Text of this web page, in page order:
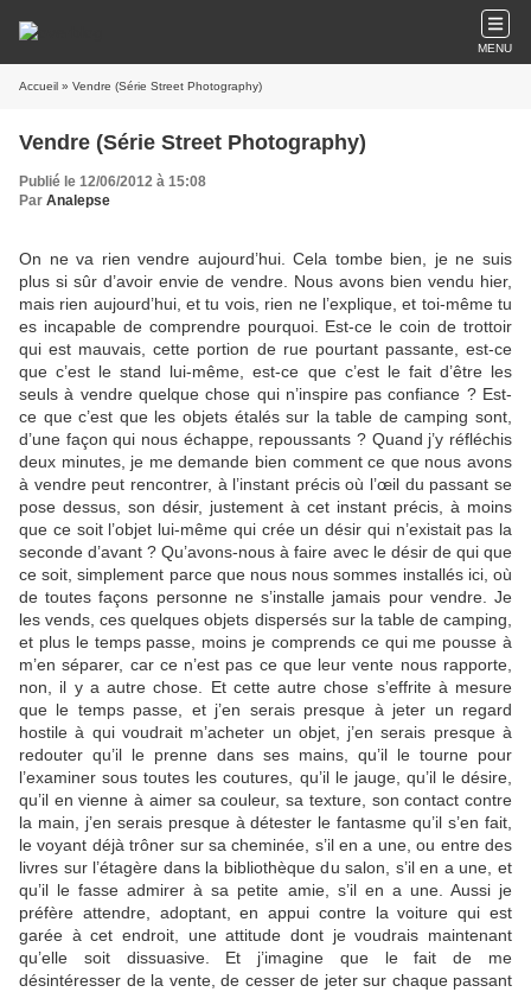
MENU
Accueil » Vendre (Série Street Photography)
Vendre (Série Street Photography)
Publié le 12/06/2012 à 15:08
Par Analepse
On ne va rien vendre aujourd’hui. Cela tombe bien, je ne suis
plus si sûr d’avoir envie de vendre. Nous avons bien vendu hier,
mais rien aujourd’hui, et tu vois, rien ne l’explique, et toi-même tu
es incapable de comprendre pourquoi. Est-ce le coin de trottoir
qui est mauvais, cette portion de rue pourtant passante, est-ce
que c’est le stand lui-même, est-ce que c’est le fait d’être les
seuls à vendre quelque chose qui n’inspire pas confiance ? Est-
ce que c’est que les objets étalés sur la table de camping sont,
d’une façon qui nous échappe, repoussants ? Quand j’y réfléchis
deux minutes, je me demande bien comment ce que nous avons
à vendre peut rencontrer, à l’instant précis où l’œil du passant se
pose dessus, son désir, justement à cet instant précis, à moins
que ce soit l’objet lui-même qui crée un désir qui n’existait pas la
seconde d’avant ? Qu’avons-nous à faire avec le désir de qui que
ce soit, simplement parce que nous nous sommes installés ici, où
de toutes façons personne ne s’installe jamais pour vendre. Je
les vends, ces quelques objets dispersés sur la table de camping,
et plus le temps passe, moins je comprends ce qui me pousse à
m’en séparer, car ce n’est pas ce que leur vente nous rapporte,
non, il y a autre chose. Et cette autre chose s’effrite à mesure
que le temps passe, et j’en serais presque à jeter un regard
hostile à qui voudrait m’acheter un objet, j’en serais presque à
redouter qu’il le prenne dans ses mains, qu’il le tourne pour
l’examiner sous toutes les coutures, qu’il le jauge, qu’il le désire,
qu’il en vienne à aimer sa couleur, sa texture, son contact contre
la main, j’en serais presque à détester le fantasme qu’il s’en fait,
le voyant déjà trôner sur sa cheminée, s’il en a une, ou entre des
livres sur l’étagère dans la bibliothèque du salon, s’il en a une, et
qu’il le fasse admirer à sa petite amie, s’il en a une. Aussi je
préfère attendre, adoptant, en appui contre la voiture qui est
garée à cet endroit, une attitude dont je voudrais maintenant
qu’elle soit dissuasive. Et j’imagine que le fait de me
désintéresser de la vente, de cesser de jeter sur chaque passant